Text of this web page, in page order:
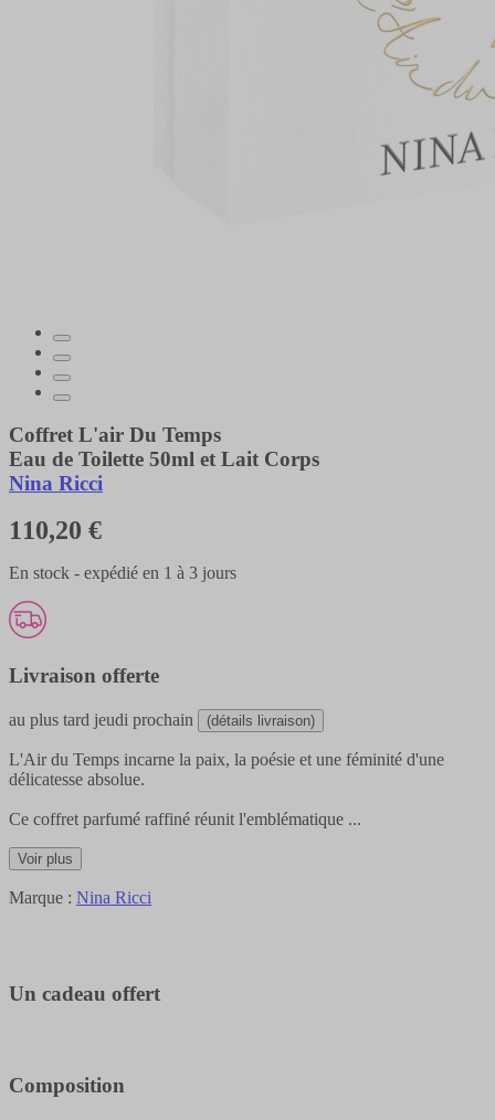
Coffret L'air Du Temps
Eau de Toilette 50ml et Lait Corps
Nina Ricci
110,20 €
En stock - expédié en 1 à 3 jours
Livraison offerte
au plus tard jeudi prochain (détails livraison)
L'Air du Temps incarne la paix, la poésie et une féminité d'une
délicatesse absolue.
Ce coffret parfumé raffiné réunit l'emblématique ...
Voir plus
Marque : Nina Ricci
Un cadeau offert
Composition